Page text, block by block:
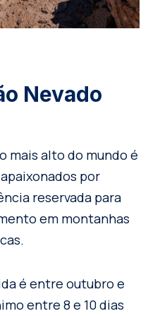
Nevado
mais alto do mundo é
por
reservada para
em montanhas
é entre outubro e
entre 8 e 10 dias